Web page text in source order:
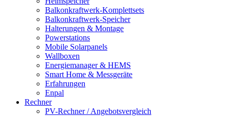
Balkonkraftwerk-Komplettsets
Balkonkraftwerk-Speicher
Halterungen & Montage
Powerstations
Mobile Solarpanels
Wallboxen
Energiemanager & HEMS
Smart Home & Messgeräte
Erfahrungen
Enpal
Rechner
PV-Rechner / Angebotsvergleich